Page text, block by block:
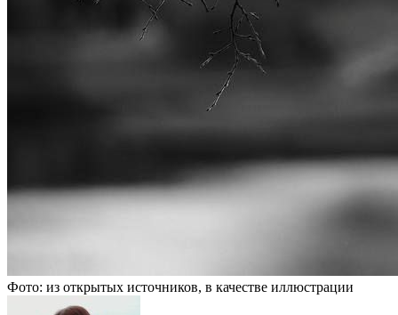
Фото: из открытых источников, в качестве иллюстрации